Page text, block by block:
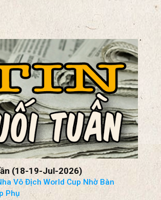
Tại Trung Đông
Diệt’ Cơ Sở Pickaxe Mountain Nếu
Phán
Ca Ngợi Nghị Sĩ Lindsey Graham
Thúc Đẩy Trừng Phạt Nga Và